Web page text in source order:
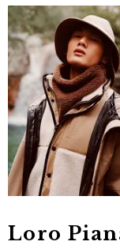
Loro